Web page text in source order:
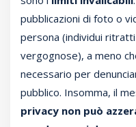
pubblicazioni di foto o
persona (individui
vergognose), a meno
necessario per
pubblico. Insomma, il
privacy non può